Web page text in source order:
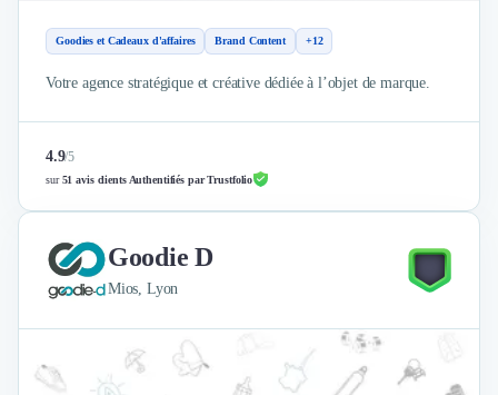
Goodies et Cadeaux d'affaires Brand Content +12
Votre agence stratégique et créative dédiée à l’objet de marque.
4.9/5
sur51 avis clients Authentifiés par Trustfolio
Goodie D
Mios, Lyon